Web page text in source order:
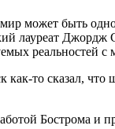
может быть
лауреат Джордж
реальностей
то сказал, что
Бострома и